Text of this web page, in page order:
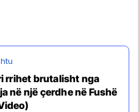
rrihet brutalisht nga
në një çerdhe në Fushë